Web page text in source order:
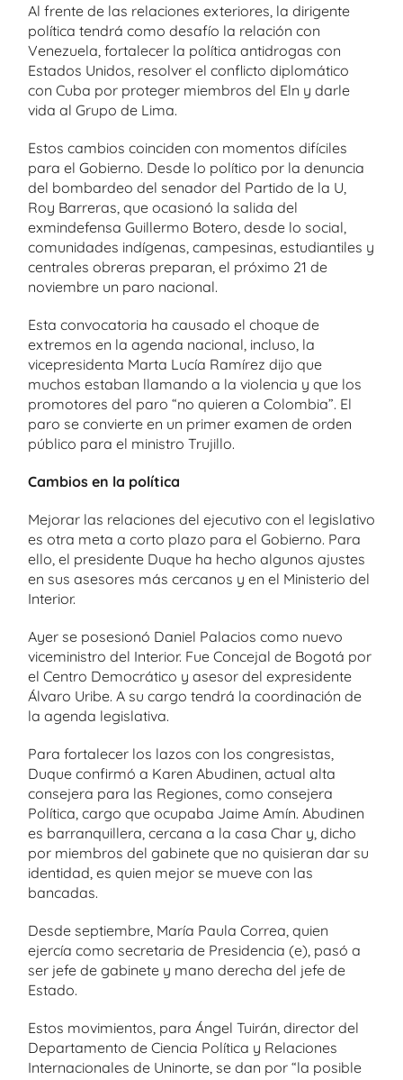
Al frente de las relaciones exteriores, la dirigente
política tendrá como desafío la relación con
Venezuela, fortalecer la política antidrogas con
Estados Unidos, resolver el conflicto diplomático
con Cuba por proteger miembros del Eln y darle
vida al Grupo de Lima.
Estos cambios coinciden con momentos difíciles
para el Gobierno. Desde lo político por la denuncia
del bombardeo del senador del Partido de la U,
Roy Barreras, que ocasionó la salida del
exmindefensa Guillermo Botero, desde lo social,
comunidades indígenas, campesinas, estudiantiles y
centrales obreras preparan, el próximo 21 de
noviembre un paro nacional.
Esta convocatoria ha causado el choque de
extremos en la agenda nacional, incluso, la
vicepresidenta Marta Lucía Ramírez dijo que
muchos estaban llamando a la violencia y que los
promotores del paro “no quieren a Colombia”. El
paro se convierte en un primer examen de orden
público para el ministro Trujillo.
Cambios en la política
Mejorar las relaciones del ejecutivo con el legislativo
es otra meta a corto plazo para el Gobierno. Para
ello, el presidente Duque ha hecho algunos ajustes
en sus asesores más cercanos y en el Ministerio del
Interior.
Ayer se posesionó Daniel Palacios como nuevo
viceministro del Interior. Fue Concejal de Bogotá por
el Centro Democrático y asesor del expresidente
Álvaro Uribe. A su cargo tendrá la coordinación de
la agenda legislativa.
Para fortalecer los lazos con los congresistas,
Duque confirmó a Karen Abudinen, actual alta
consejera para las Regiones, como consejera
Política, cargo que ocupaba Jaime Amín. Abudinen
es barranquillera, cercana a la casa Char y, dicho
por miembros del gabinete que no quisieran dar su
identidad, es quien mejor se mueve con las
bancadas.
Desde septiembre, María Paula Correa, quien
ejercía como secretaria de Presidencia (e), pasó a
ser jefe de gabinete y mano derecha del jefe de
Estado.
Estos movimientos, para Ángel Tuirán, director del
Departamento de Ciencia Política y Relaciones
Internacionales de Uninorte, se dan por “la posible